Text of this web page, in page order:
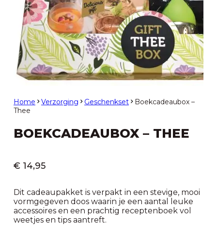
Home Verzorging Geschenkset
Boekcadeaubox –
Thee
BOEKCADEAUBOX – THEE
€ 14,95
Dit cadeaupakket is verpakt in een stevige, mooi
vormgegeven doos waarin je een aantal leuke
accessoires en een prachtig receptenboek vol
weetjes en tips aantreft.